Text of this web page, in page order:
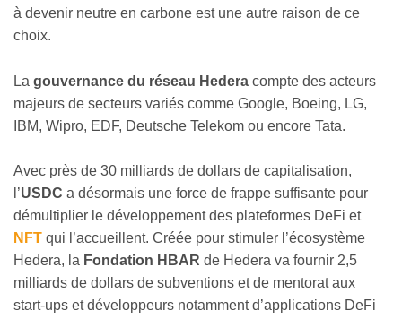
à devenir neutre en carbone est une autre raison de ce
choix.
La gouvernance du réseau Hedera compte des acteurs
majeurs de secteurs variés comme Google, Boeing, LG,
IBM, Wipro, EDF, Deutsche Telekom ou encore Tata.
Avec près de 30 milliards de dollars de capitalisation,
l’USDC a désormais une force de frappe suffisante pour
démultiplier le développement des plateformes DeFi et
NFT qui l’accueillent. Créée pour stimuler l’écosystème
Hedera, la Fondation HBAR de Hedera va fournir 2,5
milliards de dollars de subventions et de mentorat aux
start-ups et développeurs notamment d’applications DeFi